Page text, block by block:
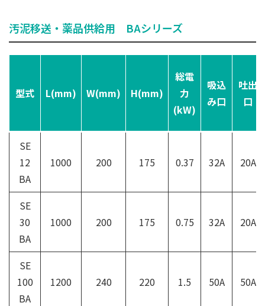
汚泥移送・薬品供給用 BAシリーズ
型式 L(mm) W(mm) H(mm)
総電
力
(kW)
吸込
み口
吐出
口
SE
12
BA
1000 200 175 0.37 32A 20A
SE
30
BA
1000 200 175 0.75 32A 20A
SE
100
BA
1200 240 220 1.5 50A 50A